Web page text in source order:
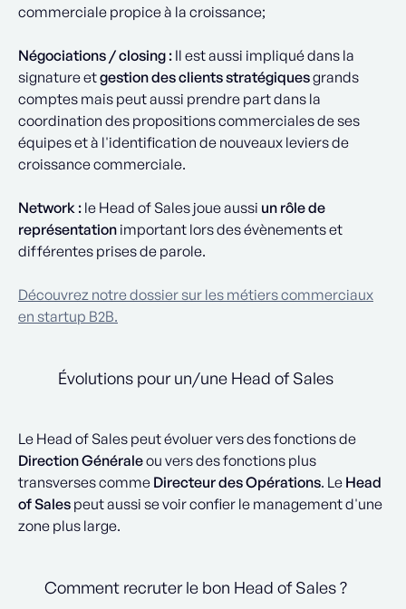
commerciale propice à la croissance;
Négociations / closing : Il est aussi impliqué dans la
signature etgestion des clients stratégiquesgrands
comptes mais peut aussi prendre part dans la
coordination des propositions commerciales de ses
équipes et à l'identification de nouveaux leviers de
croissance commerciale.
Network : le Head of Sales joue aussi un rôle de
représentation important lors des évènements et
différentes prises de parole.
Découvrez notre dossier sur les métiers commerciaux
en startup B2B.
Évolutions pour un/une Head of Sales
Le Head of Sales peut évoluer vers des fonctions de
Direction Généraleou vers des fonctions plus
transverses comme Directeur des Opérations. Le Head
of Sales peut aussi se voir confier le management d'une
zone plus large.
Comment recruter le bon Head of Sales ?